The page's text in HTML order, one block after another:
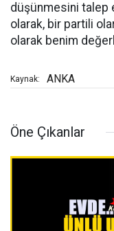
düşünmesini talep
olarak, bir partili
olarak benim
Kaynak: ANKA
Öne Çıkanlar